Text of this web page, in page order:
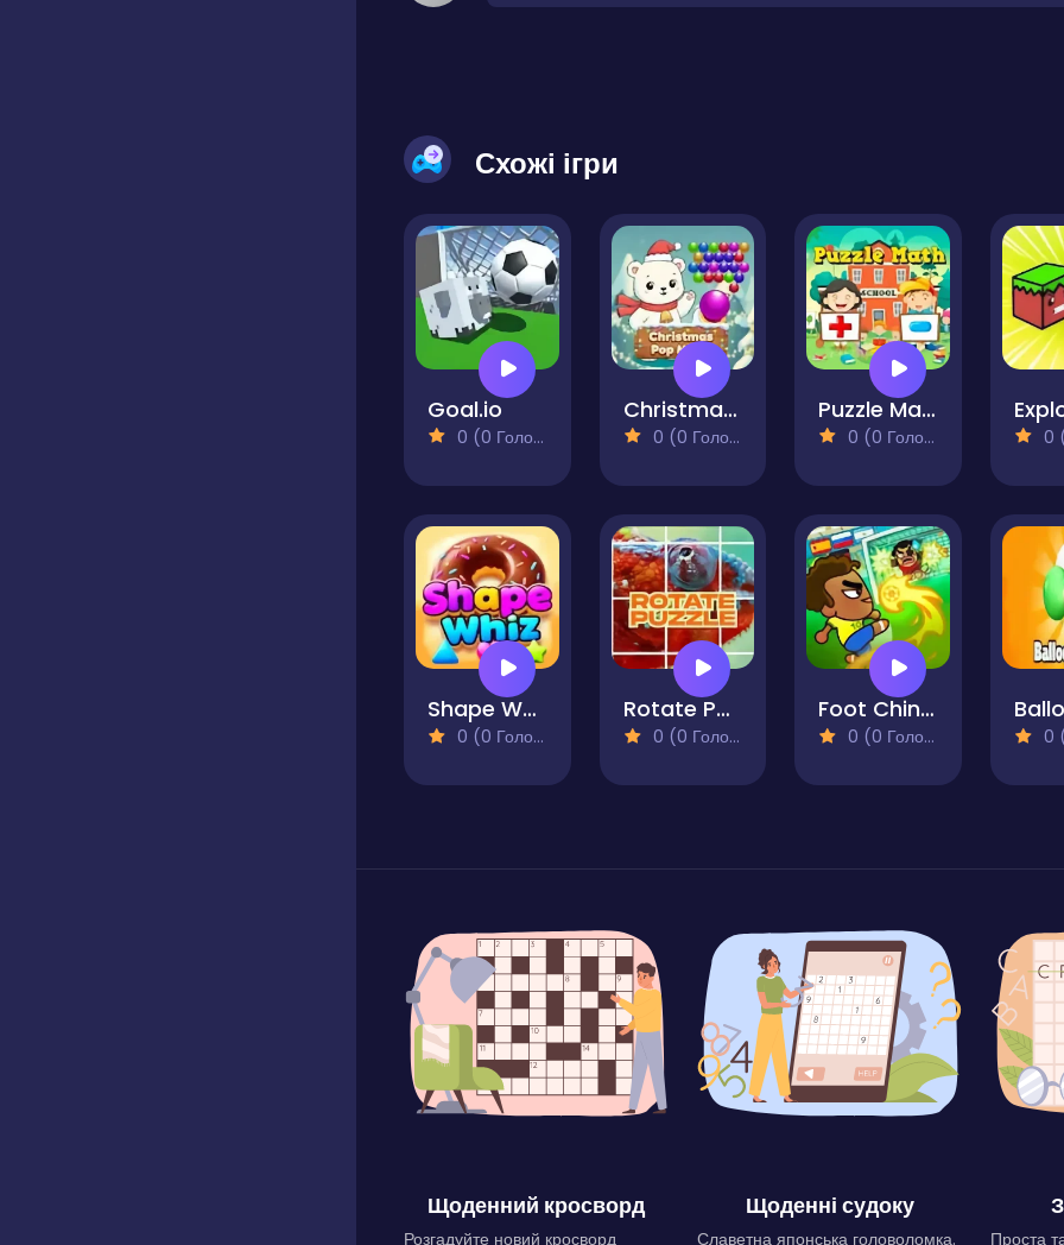
Схожі ігри
Goal.io
0 (0 Голосів)
Christmas Pop Mania
0 (0 Голосів)
Puzzle Math
0 (0 Голосів) 0
Shape Whiz
0 (0 Голосів)
Rotate Puzzle
0 (0 Голосів)
Foot Chinko World Cup
0 (0 Голосів) 0
Щоденний кросворд
Розгадуйте новий кросворд
Щоденні судоку
Славетна японська головоломка. Проста